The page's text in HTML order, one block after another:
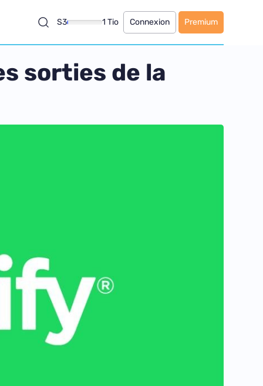
S3 1 Tio Connexion Premium
sorties de la